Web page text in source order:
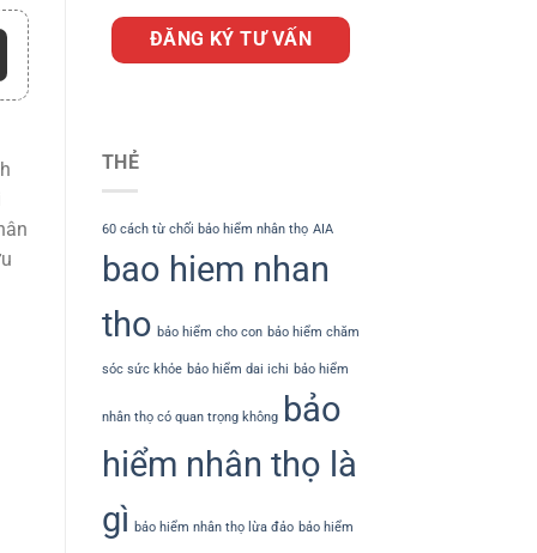
ĐĂNG KÝ TƯ VẤN
THẺ
60 cách từ chối bảo hiểm nhân thọ AIA
bao hiem nhan
tho bảo hiểm cho con bảo hiểm chăm
sóc sức khỏe bảo hiểm dai ichi bảo hiểm
nhân thọ có quan trọng không
bảo
hiểm nhân thọ là
gì bảo hiểm nhân thọ lừa đảo bảo hiểm